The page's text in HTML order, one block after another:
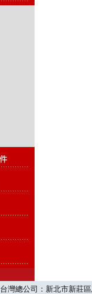
台灣總公司：新北市新莊